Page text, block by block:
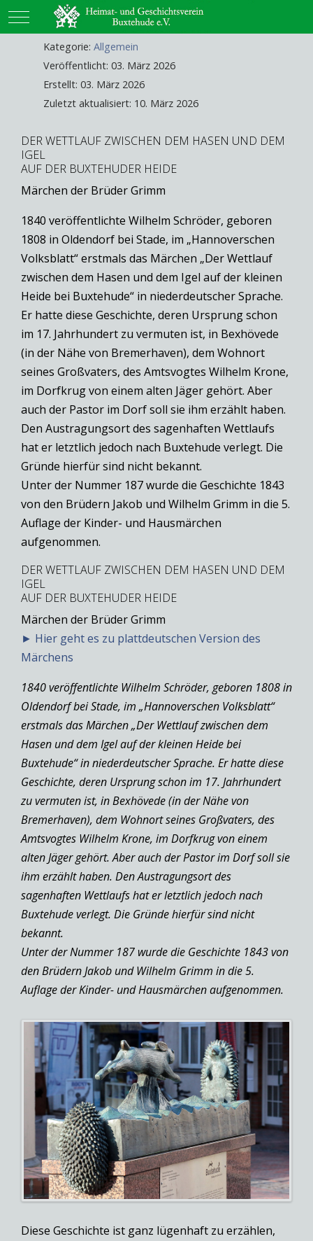
Mobile Menu Toggle
Kategorie: Allgemein
Veröffentlicht: 03. März 2026
Erstellt: 03. März 2026
Zuletzt aktualisiert: 10. März 2026
DER WETTLAUF ZWISCHEN DEM HASEN UND DEM
IGEL
AUF DER BUXTEHUDER HEIDE
Märchen der Brüder Grimm
1840 veröffentlichte Wilhelm Schröder, geboren
1808 in Oldendorf bei Stade, im „Hannoverschen
Volksblatt“ erstmals das Märchen „Der Wettlauf
zwischen dem Hasen und dem Igel auf der kleinen
Heide bei Buxtehude“ in niederdeutscher Sprache.
Er hatte diese Geschichte, deren Ursprung schon
im 17. Jahrhundert zu vermuten ist, in Bexhövede
(in der Nähe von Bremerhaven), dem Wohnort
seines Großvaters, des Amtsvogtes Wilhelm Krone,
im Dorfkrug von einem alten Jäger gehört. Aber
auch der Pastor im Dorf soll sie ihm erzählt haben.
Den Austragungsort des sagenhaften Wettlaufs
hat er letztlich jedoch nach Buxtehude verlegt. Die
Gründe hierfür sind nicht bekannt.
Unter der Nummer 187 wurde die Geschichte 1843
von den Brüdern Jakob und Wilhelm Grimm in die 5.
Auflage der Kinder- und Hausmärchen
aufgenommen.
DER WETTLAUF ZWISCHEN DEM HASEN UND DEM
IGEL
AUF DER BUXTEHUDER HEIDE
Märchen der Brüder Grimm
► Hier geht es zu plattdeutschen Version des
Märchens
1840 veröffentlichte Wilhelm Schröder, geboren 1808 in
Oldendorf bei Stade, im „Hannoverschen Volksblatt“
erstmals das Märchen „Der Wettlauf zwischen dem
Hasen und dem Igel auf der kleinen Heide bei
Buxtehude“ in niederdeutscher Sprache. Er hatte diese
Geschichte, deren Ursprung schon im 17. Jahrhundert
zu vermuten ist, in Bexhövede (in der Nähe von
Bremerhaven), dem Wohnort seines Großvaters, des
Amtsvogtes Wilhelm Krone, im Dorfkrug von einem
alten Jäger gehört. Aber auch der Pastor im Dorf soll sie
ihm erzählt haben. Den Austragungsort des
sagenhaften Wettlaufs hat er letztlich jedoch nach
Buxtehude verlegt. Die Gründe hierfür sind nicht
bekannt.
Unter der Nummer 187 wurde die Geschichte 1843 von
den Brüdern Jakob und Wilhelm Grimm in die 5.
Auflage der Kinder- und Hausmärchen aufgenommen.
Diese Geschichte ist ganz lügenhaft zu erzählen,